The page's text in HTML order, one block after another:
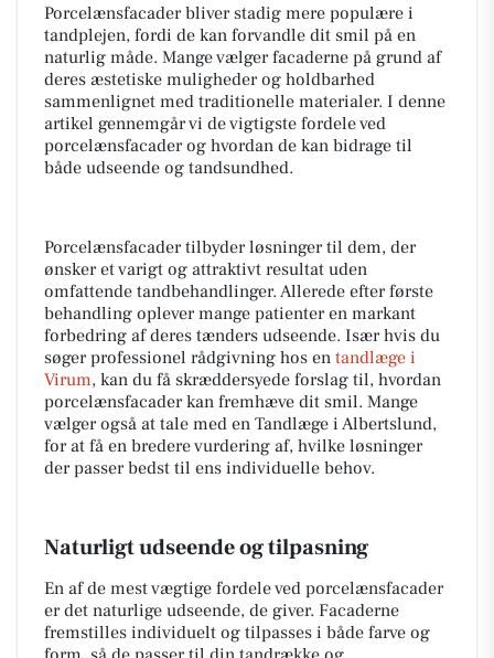
Porcelænsfacader bliver stadig mere populære i
tandplejen, fordi de kan forvandle dit smil på en
naturlig måde. Mange vælger facaderne på grund af
deres æstetiske muligheder og holdbarhed
sammenlignet med traditionelle materialer. I denne
artikel gennemgår vi de vigtigste fordele ved
porcelænsfacader og hvordan de kan bidrage til
både udseende og tandsundhed.
Porcelænsfacader tilbyder løsninger til dem, der
ønsker et varigt og attraktivt resultat uden
omfattende tandbehandlinger. Allerede efter første
behandling oplever mange patienter en markant
forbedring af deres tænders udseende. Især hvis du
søger professionel rådgivning hos en tandlæge i
Virum, kan du få skræddersyede forslag til, hvordan
porcelænsfacader kan fremhæve dit smil. Mange
vælger også at tale med en Tandlæge i Albertslund,
for at få en bredere vurdering af, hvilke løsninger
der passer bedst til ens individuelle behov.
Naturligt udseende og tilpasning
En af de mest vægtige fordele ved porcelænsfacader
er det naturlige udseende, de giver. Facaderne
fremstilles individuelt og tilpasses i både farve og